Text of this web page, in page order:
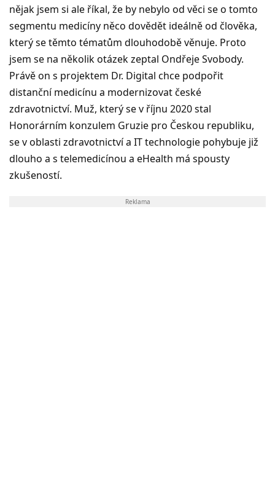
nějak jsem si ale říkal, že by nebylo od věci se o tomto
segmentu medicíny něco dovědět ideálně od člověka,
který se těmto tématům dlouhodobě věnuje. Proto
jsem se na několik otázek zeptal Ondřeje Svobody.
Právě on s projektem Dr. Digital chce podpořit
distanční medicínu a modernizovat české
zdravotnictví. Muž, který se v říjnu 2020 stal
Honorárním konzulem Gruzie pro Českou republiku,
se v oblasti zdravotnictví a IT technologie pohybuje již
dlouho a s telemedicínou a eHealth má spousty
zkušeností.
Reklama